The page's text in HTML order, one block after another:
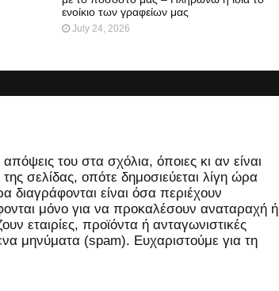
ενοίκιο των γραφείων μας
July 24, 2026
του στα σχόλια, όποιες κι αν είναι
σελίδας, οπότε δημοσιεύεται λίγη ώρα
είναι όσα περιέχουν
μόνο για να προκαλέσουν αναταραχή ή
εταιρίες, προϊόντα ή ανταγωνιστικές
μηνύματα (spam). Ευχαριστούμε για τη